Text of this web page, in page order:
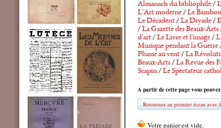
Almanach du bibliophile/
L'Art moderne/Le Bambou
Le Décadent/La Dryade/
/La Gazette des Beaux-Arts
d'art/Le Livre et l'image/
Musique pendant la Guerre
Plume au vent/La
Beaux-Arts/La Revue des
Scapin/Le Spectateur
A partir de cette page vous
Retourner au premier écran avec